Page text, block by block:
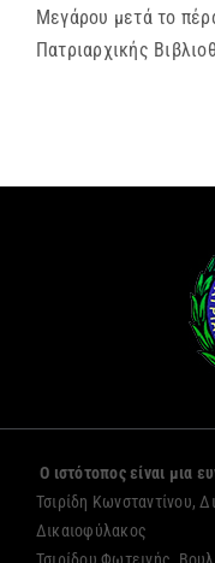
Μεγάρου μετά το
Πατριαρχικής
Ο ιστότοπος είναι μια
Τσιρίδη Κωνσταντίνου,
Δικαιοφύλακος
Τσιρίδου Φωτεινής,